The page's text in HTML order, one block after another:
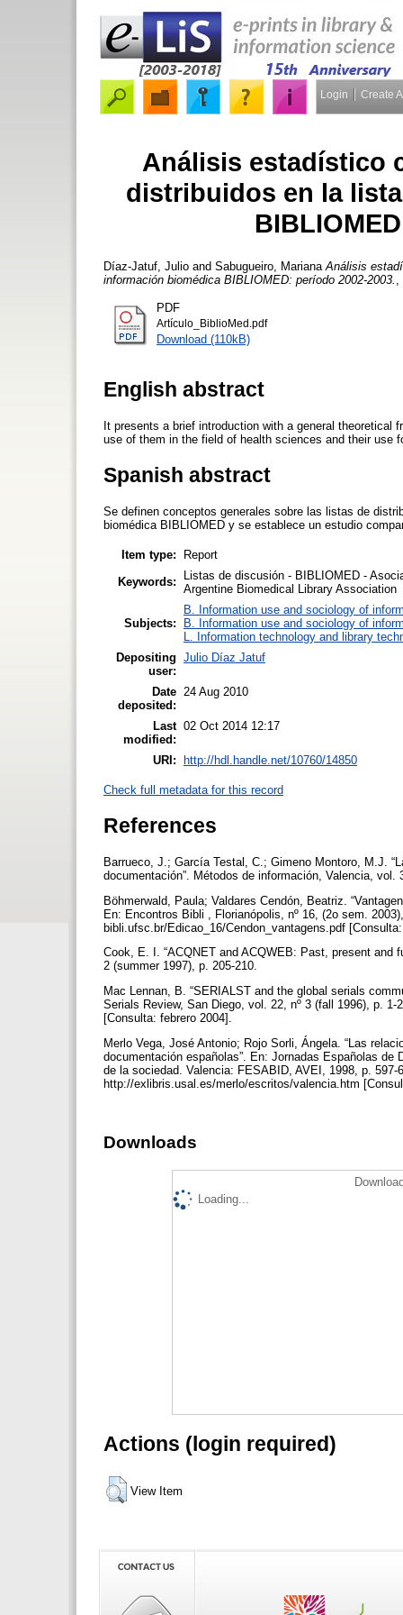
Login Create
Análisis estadístico
distribuidos en la
Díaz-Jatuf, Julio and Sabugueiro, Mariana Análisis
información biomédica BIBLIOMED: período 2002-2003.
PDF
Artículo_BiblioMed.pdf
Download (110kB)
English abstract
It presents a brief introduction with a general
use of them in the field of health sciences and their use
Spanish abstract
Se definen conceptos generales sobre las listas de
biomédica BIBLIOMED y se establece un estudio
Item type:
Report
Keywords:
Listas de discusión - BIBLIOMED -
Argentine Biomedical Library Association
Subjects:
B. Information use and sociology of
B. Information use and sociology of
L. Information technology and library
Depositing
user:
Julio Díaz Jatuf
Date
deposited:
24 Aug 2010
Last
modified:
02 Oct 2014 12:17
URI: http://hdl.handle.net/10760/14850
Check full metadata for this record
References
Barrueco, J.; García Testal, C.; Gimeno Montoro, M.J.
documentación”. Métodos de información, Valencia, vol.
Böhmerwald, Paula; Valdares Cendón, Beatriz.
En: Encontros Bibli , Florianópolis, nº 16, (2o sem.
bibli.ufsc.br/Edicao_16/Cendon_vantagens.pdf
Cook, E. I. “ACQNET and ACQWEB: Past, present and
2 (summer 1997), p. 205-210.
Mac Lennan, B. “SERIALST and the global serials
Serials Review, San Diego, vol. 22, nº 3 (fall 1996), p.
[Consulta: febrero 2004].
Merlo Vega, José Antonio; Rojo Sorli, Ángela. “Las
documentación españolas”. En: Jornadas Españolas
de la sociedad. Valencia: FESABID, AVEI, 1998, p. 597-
http://exlibris.usal.es/merlo/escritos/valencia.htm
Downloads
Loading...
Actions (login required)
View Item